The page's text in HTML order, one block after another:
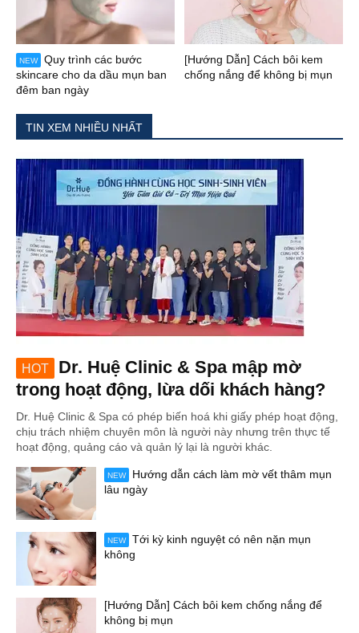
NEW
Quy trình các bước
skincare cho da dầu mụn ban
đêm ban ngày
[Hướng Dẫn] Cách bôi kem
chống nắng để không bị mụn
TIN XEM NHIỀU NHẤT
HOT
Dr. Huệ Clinic & Spa mập mờ
trong hoạt động, lừa dối khách hàng?
Dr. Huệ Clinic & Spa có phép biến hoá khi giấy phép hoạt động,
chịu trách nhiệm chuyên môn là người này nhưng trên thực tế
hoạt động, quảng cáo và quản lý lại là người khác.
NEW
Hướng dẫn cách làm mờ vết thâm mụn
lâu ngày
NEW
Tới kỳ kinh nguyệt có nên nặn mụn
không
[Hướng Dẫn] Cách bôi kem chống nắng để
không bị mụn